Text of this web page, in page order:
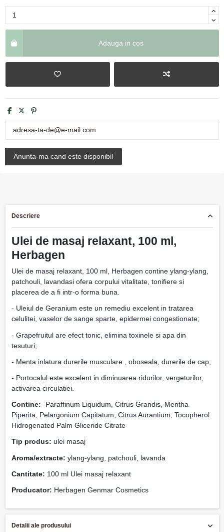
Adauga in cos
Descriere
Ulei de masaj relaxant, 100 ml,
Herbagen
Ulei de masaj relaxant, 100 ml, Herbagen contine ylang-ylang,
patchouli, lavandasi ofera corpului vitalitate, tonifiere si
placerea de a fi intr-o forma buna.
- Uleiul de Geranium este un remediu excelent in tratarea
celulitei, vaselor de sange sparte, epidermei congestionate;
- Grapefruitul are efect tonic, elimina toxinele si apa din
tesuturi;
- Menta inlatura durerile musculare , oboseala, durerile de cap;
- Portocalul este excelent in diminuarea ridurilor, vergeturilor,
activarea circulatiei.
Contine: -Paraffinum Liquidum, Citrus Grandis, Mentha
Piperita, Pelargonium Capitatum, Citrus Aurantium, Tocopherol
Hidrogenated Palm Gliceride Citrate
Tip produs: ulei masaj
Aroma/extracte: ylang-ylang, patchouli, lavanda
Cantitate: 100 ml Ulei masaj relaxant
Producator: Herbagen Genmar Cosmetics
Detalii ale produsului